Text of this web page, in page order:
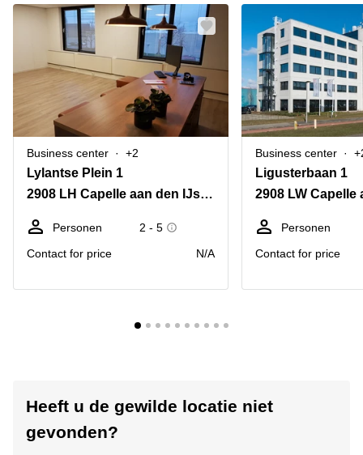
Business center +2
Lylantse Plein 1
2908 LH Capelle aan den IJssel
Personen
2 - 5
Contact for price
N/A
Business center
Ligusterbaan 1
Personen
Contact for price
Heeft u de gewilde locatie niet
gevonden?